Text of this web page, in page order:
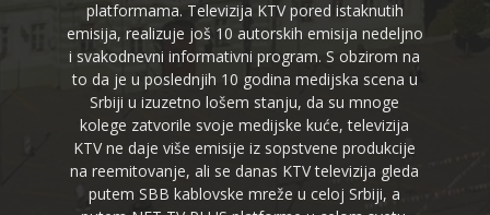
platformama. Televizija KTV pored istaknutih
emisija, realizuje još 10 autorskih emisija nedeljno
i svakodnevni informativni program. S obzirom na
to da je u poslednjih 10 godina medijska scena u
Srbiji u izuzetno lošem stanju, da su mnoge
kolege zatvorile svoje medijske kuće, televizija
KTV ne daje više emisije iz sopstvene produkcije
na reemitovanje, ali se danas KTV televizija gleda
putem SBB kablovske mreže u celoj Srbiji, a